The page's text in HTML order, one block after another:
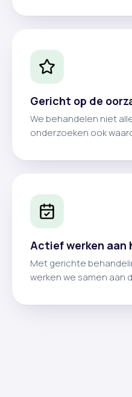
Gericht op de
We behandelen niet
onderzoeken ook
Actief werken aan
Met gerichte
werken we samen aan